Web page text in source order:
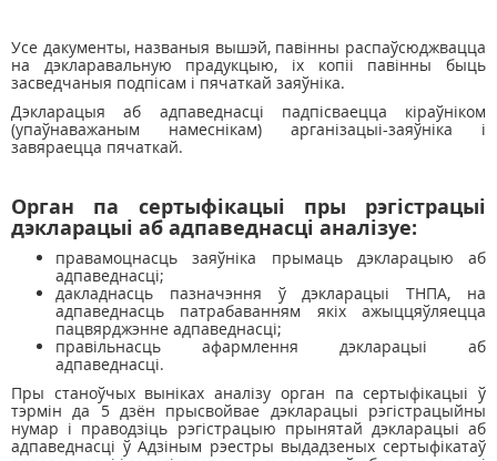
Усе дакументы, названыя вышэй, павінны распаўсюджвацца
на дэкларавальную прадукцыю, іх копіі павінны быць
засведчаныя подпісам і пячаткай заяўніка.
Дэкларацыя аб адпаведнасці падпісваецца кіраўніком
(упаўнаважаным намеснікам) арганізацыі-заяўніка і
завяраецца пячаткай.
Орган па сертыфікацыі пры рэгістрацыі
дэкларацыі аб адпаведнасці аналізуе:
правамоцнасць заяўніка прымаць дэкларацыю аб
адпаведнасці;
дакладнасць пазначэння ў дэкларацыі ТНПА, на
адпаведнасць патрабаванням якіх ажыццяўляецца
пацвярджэнне адпаведнасці;
правільнасць афармлення дэкларацыі аб
адпаведнасці.
Пры станоўчых выніках аналізу орган па сертыфікацыі ў
тэрмін да 5 дзён прысвойвае дэкларацыі рэгістрацыйны
нумар і праводзіць рэгістрацыю прынятай дэкларацыі аб
адпаведнасці ў Адзіным рэестры выдадзеных сертыфікатаў